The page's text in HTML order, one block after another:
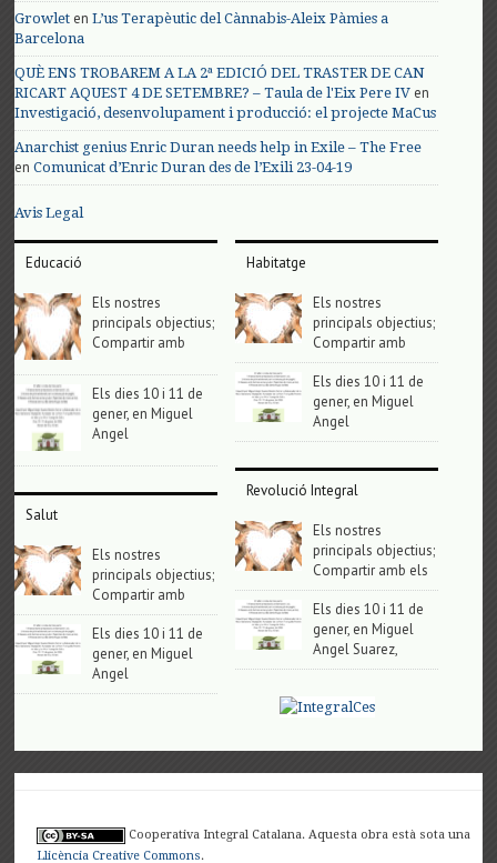
Growlet enL’us Terapèutic del Cànnabis-Aleix Pàmies a
Barcelona
QUÈ ENS TROBAREM A LA 2ª EDICIÓ DEL TRASTER DE CAN
RICART AQUEST 4 DE SETEMBRE? – Taula de l'Eix Pere IV en
Investigació, desenvolupament i producció: el projecte MaCus
Anarchist genius Enric Duran needs help in Exile – The Free
enComunicat d’Enric Duran des de l’Exili 23-04-19
Avis Legal
Educació
Els nostres
principals objectius;
Compartir amb
Els dies 10 i 11 de
gener, en Miguel
Angel
Salut
Els nostres
principals objectius;
Compartir amb
Els dies 10 i 11 de
gener, en Miguel
Angel
Habitatge
Els nostres
principals objectius;
Compartir amb
Els dies 10 i 11 de
gener, en Miguel
Angel
Revolució Integral
Els nostres
principals objectius;
Compartir amb els
Els dies 10 i 11 de
gener, en Miguel
Angel Suarez,
Cooperativa Integral Catalana. Aquesta obra està sota una
Llicència Creative Commons.